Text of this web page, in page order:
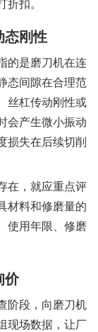
折扣。
态刚性
的是磨刀机在连
态间隙在合理范
丝杠传动刚性或
会产生微小振动
损失在后续切削
在，就应重点评
材料和修磨量的
使用年限、修磨
价
阶段，向磨刀机
现场数据，让厂